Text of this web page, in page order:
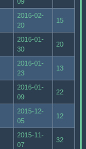
2016-02-
20
15
2016-01-
30
20
2016-01-
23
13
2016-01-
09
22
2015-12-
05
12
2015-11-
07
32